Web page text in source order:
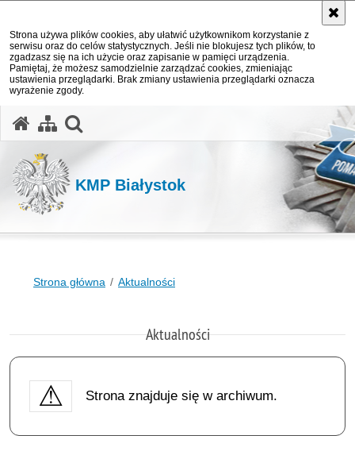
Strona używa plików cookies, aby ułatwić użytkownikom korzystanie z
serwisu oraz do celów statystycznych. Jeśli nie blokujesz tych plików, to
zgadzasz się na ich użycie oraz zapisanie w pamięci urządzenia.
Pamiętaj, że możesz samodzielnie zarządzać cookies, zmieniając
ustawienia przeglądarki. Brak zmiany ustawienia przeglądarki oznacza
wyrażenie zgody.
KMP Białystok
Strona główna Aktualności
Aktualności
Strona znajduje się w archiwum.